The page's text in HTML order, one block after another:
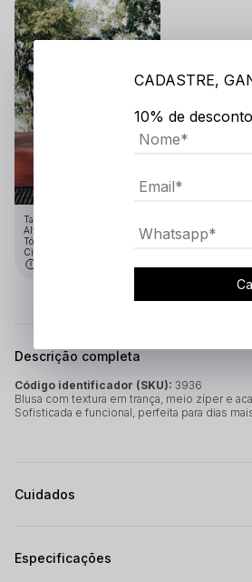
Tamanho:GG
Altura: 1.91
Tórax: 1.10
Cintura: 75
Descrição completa
Código identificador (SKU): 3936
Blusa com textura em trança, meio zíper e
Sofisticada e funcional, perfeita para dias
Cuidados
Especificações
CADASTRE,
10% de